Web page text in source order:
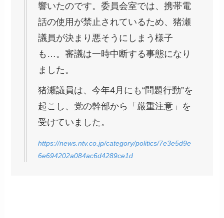
響いたのです。委員会室では、携帯電
話の使用が禁止されているため、猪瀬
議員が決まり悪そうにしまう様子
も…。審議は一時中断する事態になり
ました。
猪瀬議員は、今年4月にも“問題行動”を
起こし、党の幹部から「厳重注意」を
受けていました。
https://news.ntv.co.jp/category/politics/7e3e5d9e
6e694202a084ac6d4289ce1d